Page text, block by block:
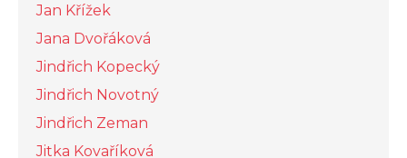
Jan Křížek
Jana Dvořáková
Jindřich Kopecký
Jindřich Novotný
Jindřich Zeman
Jitka Kovaříková